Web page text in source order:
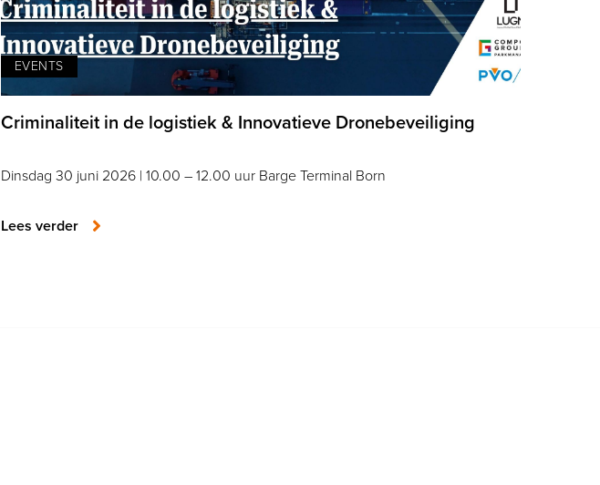
EVENTS
Criminaliteit in de logistiek & Innovatieve Dronebeveiliging
Dinsdag 30 juni 2026 | 10.00 – 12.00 uur Barge Terminal Born
Lees verder